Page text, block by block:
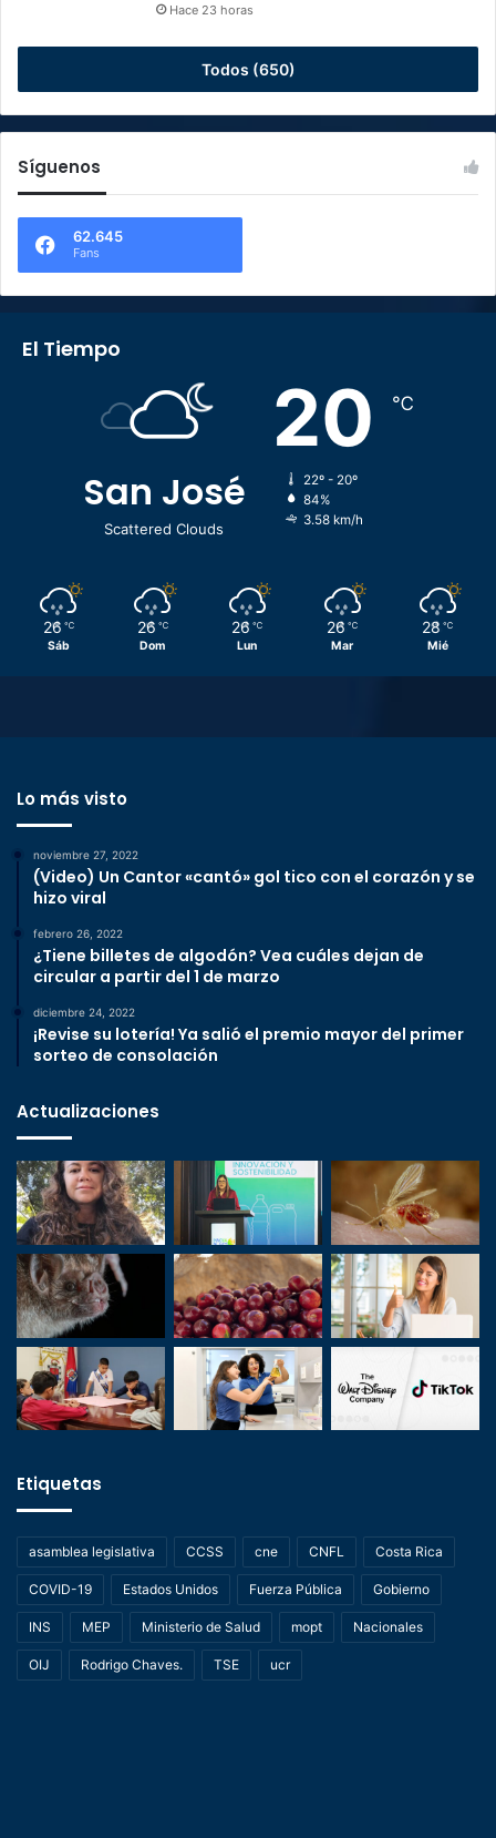
Hace 23 horas
Todos (650)
Síguenos
62.645
Fans
El Tiempo
San José
Scattered Clouds
20 ℃
22º - 20º
84%
3.58 km/h
26 ℃
Sáb
26 ℃
Dom
26 ℃
Lun
26 ℃
Mar
28 ℃
Mié
Lo más visto
noviembre 27, 2022
(Video) Un Cantor «cantó» gol tico con el corazón y se
hizo viral
febrero 26, 2022
¿Tiene billetes de algodón? Vea cuáles dejan de
circular a partir del 1 de marzo
diciembre 24, 2022
¡Revise su lotería! Ya salió el premio mayor del primer
sorteo de consolación
Actualizaciones
Etiquetas
asamblea legislativa CCSS cne CNFL Costa Rica
COVID-19 Estados Unidos Fuerza Pública Gobierno
INS MEP Ministerio de Salud mopt Nacionales
OIJ Rodrigo Chaves. TSE ucr